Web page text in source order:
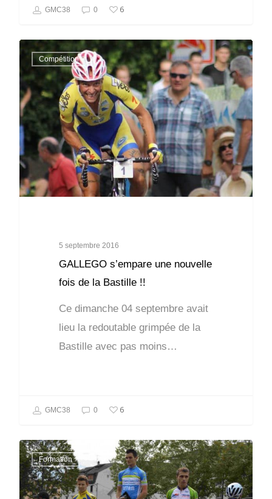
GMC38 0 6
Compétition
5 septembre 2016
GALLEGO s’empare une nouvelle
fois de la Bastille !!
Ce dimanche 04 septembre avait
lieu la redoutable grimpée de la
Bastille avec pas moins…
GMC38 0 6
Formation